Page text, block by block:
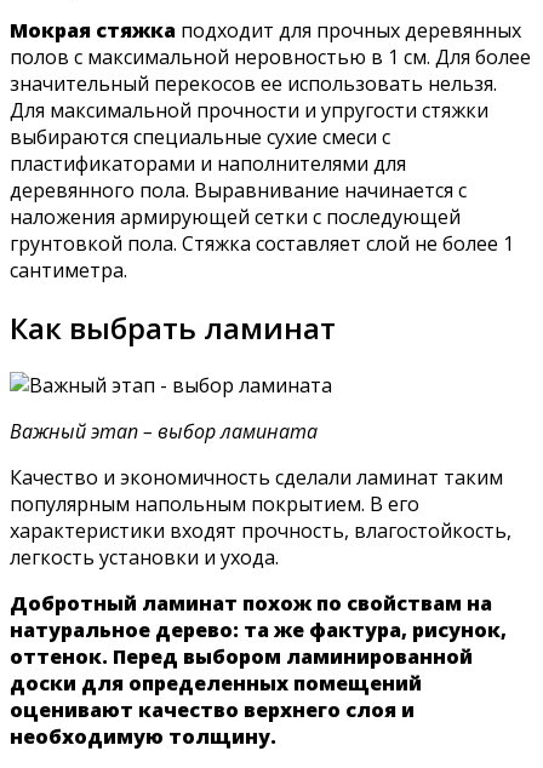
Мокрая стяжка подходит для прочных деревянных
полов с максимальной неровностью в 1 см. Для более
значительный перекосов ее использовать нельзя.
Для максимальной прочности и упругости стяжки
выбираются специальные сухие смеси с
пластификаторами и наполнителями для
деревянного пола. Выравнивание начинается с
наложения армирующей сетки с последующей
грунтовкой пола. Стяжка составляет слой не более 1
сантиметра.
Как выбрать ламинат
Важный этап – выбор ламината
Качество и экономичность сделали ламинат таким
популярным напольным покрытием. В его
характеристики входят прочность, влагостойкость,
легкость установки и ухода.
Добротный ламинат похож по свойствам на
натуральное дерево: та же фактура, рисунок,
оттенок. Перед выбором ламинированной
доски для определенных помещений
оценивают качество верхнего слоя и
необходимую толщину.